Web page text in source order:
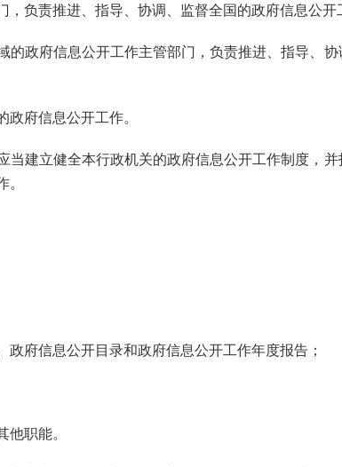
负责推进、指导、协调、监督全国的政府信息公开
政府信息公开工作主管部门，负责推进、指导、
府信息公开工作。
建立健全本行政机关的政府信息公开工作制度，
。
政府信息公开目录和政府信息公开工作年度报告；
他职能。